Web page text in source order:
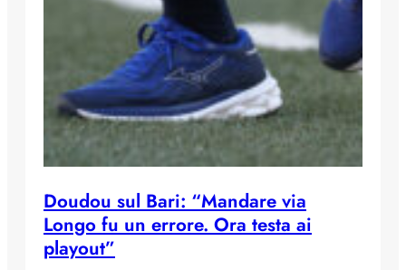
Doudou sul Bari: “Mandare via
Longo fu un errore. Ora testa ai
playout”